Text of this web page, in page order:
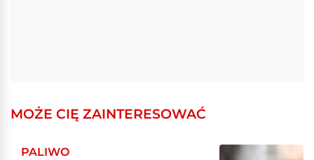
MOŻE CIĘ ZAINTERESOWAĆ
PALIWO